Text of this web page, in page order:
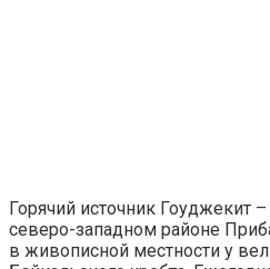
Горячий источник Гоуджекит
северо-западном районе
в живописной местности у